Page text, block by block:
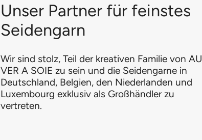
Unser Partner für feinstes
Seidengarn
Wir sind stolz, Teil der kreativen Familie von AU
VER A SOIE zu sein und die Seidengarne in
Deutschland, Belgien, den Niederlanden und
Luxembourg exklusiv als Großhändler zu
vertreten.